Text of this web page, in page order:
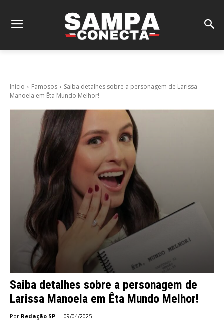
Início Famosos
Saiba detalhes sobre a personagem de Larissa
Manoela em Êta Mundo Melhor!
Saiba detalhes sobre a personagem de
Larissa Manoela em Êta Mundo Melhor!
Por Redação SP - 09/04/2025